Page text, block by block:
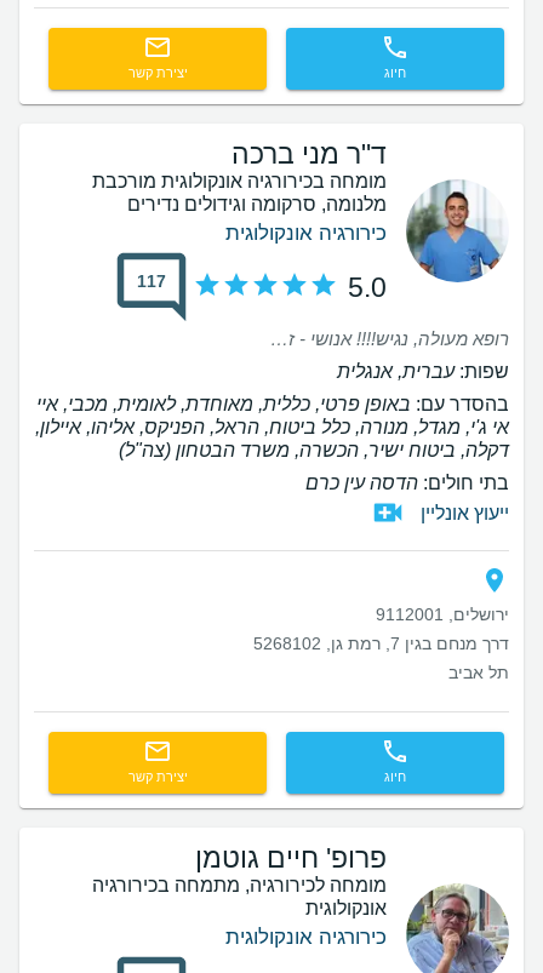
חיוג יצירת קשר
ד"ר מני ברכה
מומחה בכירורגיה אונקולוגית מורכבת
מלנומה, סרקומה וגידולים נדירים
כירורגיה אונקולוגית
5.0
117
רופא מעולה, נגיש!!!! אנושי - זן נדיר ממש
שפות:עברית, אנגלית
בהסדר עם: באופן פרטי, כללית, מאוחדת, לאומית, מכבי, איי
אי ג'י, מגדל, מנורה, כלל ביטוח, הראל, הפניקס, אליהו, איילון,
דקלה, ביטוח ישיר, הכשרה, משרד הבטחון (צה"ל)
בתי חולים: הדסה עין כרם
ייעוץ אונליין
ירושלים, 9112001
דרך מנחם בגין 7, רמת גן, 5268102
תל אביב
חיוג יצירת קשר
פרופ' חיים גוטמן
מומחה לכירורגיה, מתמחה בכירורגיה
אונקולוגית
כירורגיה אונקולוגית